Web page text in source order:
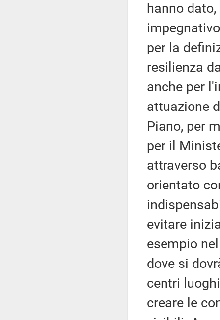
hanno
per la
resilienza
anche per
attuazione
Piano, per
per il
attraverso
orientato
evitare
esempio
dove si
centri
creare le